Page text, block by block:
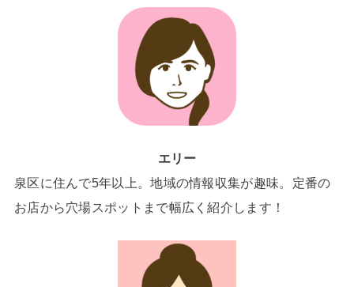
エリー
泉区に住んで5年以上。地域の情報収集が趣味。定番の
お店から穴場スポットまで幅広く紹介します！